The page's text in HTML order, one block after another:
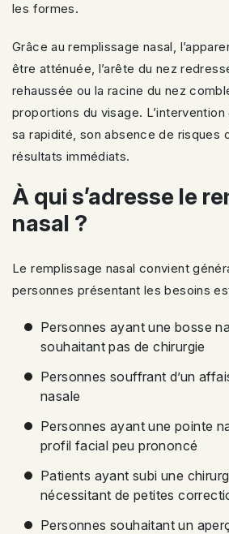
les formes.
Grâce au remplissage nasal,
être atténuée, l’arête du nez
rehaussée ou la racine du nez
proportions du visage.
sa rapidité, son absence de risques
résultats immédiats.
À qui s’adresse le
nasal ?
Le remplissage nasal convient
personnes présentant les besoins
Personnes ayant une bosse
souhaitant pas de chirurgie
Personnes souffrant d’un
nasale
Personnes ayant une pointe
profil facial peu prononcé
Patients ayant subi une
nécessitant de petites
Personnes souhaitant un